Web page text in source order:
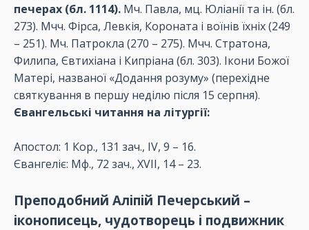
печерах (бл. 1114). Мч. Павла, мц. Юліанії та ін. (бл.
273). Мчч. Фірса, Левкія, Короната і воїнів їхніх (249
– 251). Мч. Патрокла (270 – 275). Мчч. Стратона,
Филипа, Євтихіана і Кипріана (бл. 303). Ікони Божої
Матері, названої «Додання розуму» (перехідне
святкування в першу неділю після 15 серпня).
Євангельські читання на літургії:
Апостол: 1 Кор., 131 зач., IV, 9 – 16.
Євангеліє: Мф., 72 зач., XVII, 14 – 23.
Преподобний Аліпій Печерський –
іконописець, чудотворець і подвижник